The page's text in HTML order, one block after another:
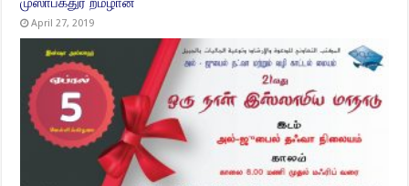
April 27, 2019